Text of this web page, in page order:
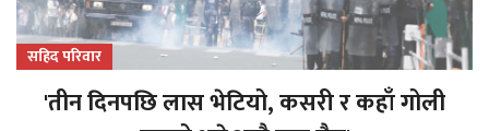
सहिद परिवार
'तीन दिनपछि लास भेटियो, कसरी र कहाँ गोली